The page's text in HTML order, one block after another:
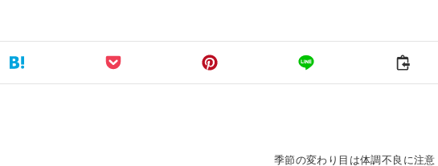
季節の変わり目は体調不良に注意